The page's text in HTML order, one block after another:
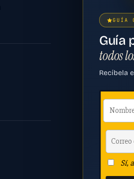
GUÍA
Guía
todos
Recíbela